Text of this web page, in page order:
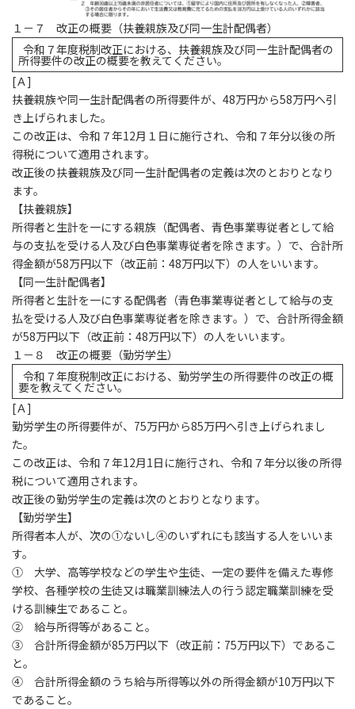
１－７ 改正の概要（扶養親族及び同一生計配偶者）
令和７年度税制改正における、扶養親族及び同一生計配偶者の
所得要件の改正の概要を教えてください。
[Ａ]
扶養親族や同一生計配偶者の所得要件が、48万円から58万円へ引
き上げられました。
この改正は、令和７年12月１日に施行され、令和７年分以後の所
得税について適用されます。
改正後の扶養親族及び同一生計配偶者の定義は次のとおりとなり
ます。
【扶養親族】
所得者と生計を一にする親族（配偶者、青色事業専従者として給
与の支払を受ける人及び白色事業専従者を除きます。）で、合計所
得金額が58万円以下（改正前：48万円以下）の人をいいます。
【同一生計配偶者】
所得者と生計を一にする配偶者（青色事業専従者として給与の支
払を受ける人及び白色事業専従者を除きます。）で、合計所得金額
が58万円以下（改正前：48万円以下）の人をいいます。
１－８ 改正の概要（勤労学生）
令和７年度税制改正における、勤労学生の所得要件の改正の概
要を教えてください。
[Ａ]
勤労学生の所得要件が、75万円から85万円へ引き上げられまし
た。
この改正は、令和７年12月1日に施行され、令和７年分以後の所得
税について適用されます。
改正後の勤労学生の定義は次のとおりとなります。
【勤労学生】
所得者本人が、次の①ないし④のいずれにも該当する人をいいま
す。
① 大学、高等学校などの学生や生徒、一定の要件を備えた専修
学校、各種学校の生徒又は職業訓練法人の行う認定職業訓練を受
ける訓練生であること。
② 給与所得等があること。
③ 合計所得金額が85万円以下（改正前：75万円以下）であるこ
と。
④ 合計所得金額のうち給与所得等以外の所得金額が10万円以下
であること。